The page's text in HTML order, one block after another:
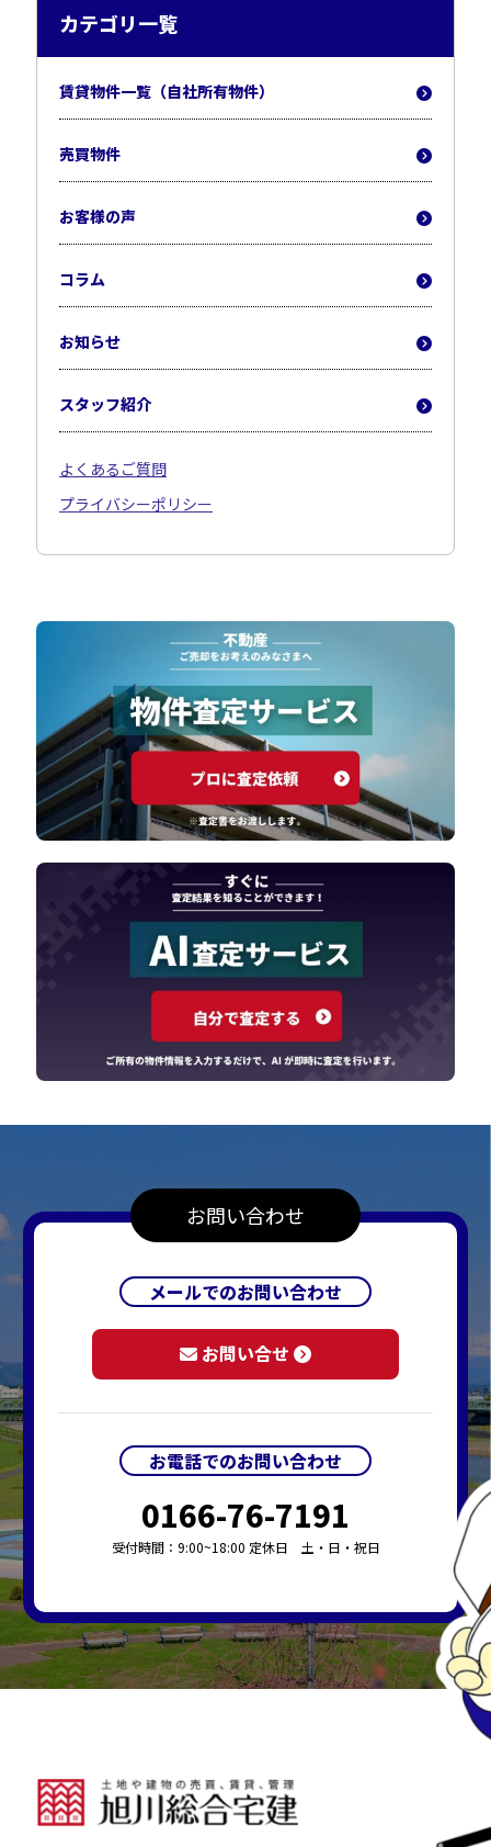
カテゴリ一覧
賃貸物件一覧（自社所有物件）
売買物件
お客様の声
コラム
お知らせ
スタッフ紹介
よくあるご質問
プライバシーポリシー
お問い合わせ
メールでのお問い合わせ
お問い合せ
お電話でのお問い合わせ
0166-76-7191
受付時間：9:00~18:00 定休日 土・日・祝日